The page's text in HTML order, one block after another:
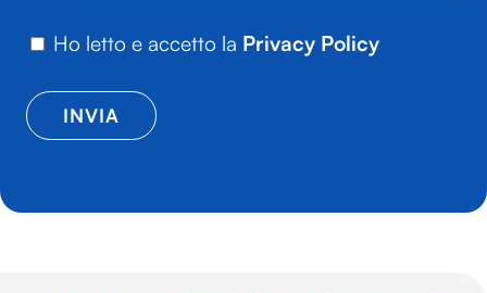
Ho letto e accetto la Privacy Policy